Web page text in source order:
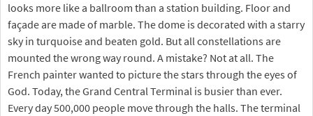
looks more like a ballroom than a station building. Floor and
façade are made of marble. The dome is decorated with a starry
sky in turquoise and beaten gold. But all constellations are
mounted the wrong way round. A mistake? Not at all. The
French painter wanted to picture the stars through the eyes of
God. Today, the Grand Central Terminal is busier than ever.
Every day 500,000 people move through the halls. The terminal